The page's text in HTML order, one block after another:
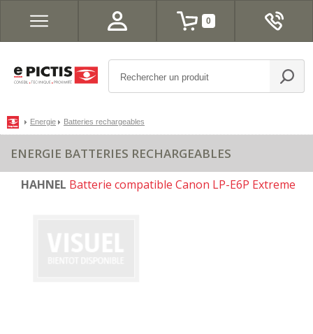
0
Energie Batteries rechargeables
ENERGIE BATTERIES RECHARGEABLES
HAHNEL Batterie compatible Canon LP-E6P Extreme